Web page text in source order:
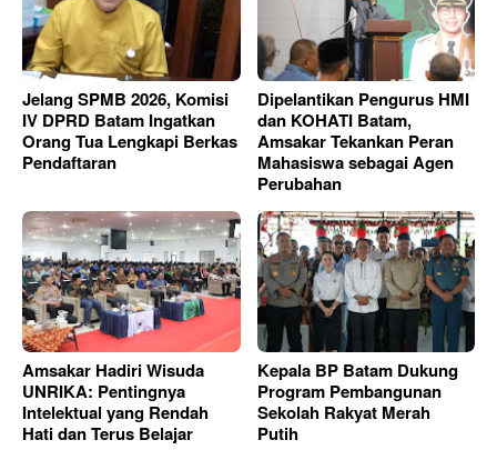
Jelang SPMB 2026, Komisi
IV DPRD Batam Ingatkan
Orang Tua Lengkapi Berkas
Pendaftaran
Dipelantikan Pengurus HMI
dan KOHATI Batam,
Amsakar Tekankan Peran
Mahasiswa sebagai Agen
Perubahan
Amsakar Hadiri Wisuda
UNRIKA: Pentingnya
Intelektual yang Rendah
Hati dan Terus Belajar
Kepala BP Batam Dukung
Program Pembangunan
Sekolah Rakyat Merah
Putih